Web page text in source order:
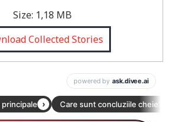
Size: 1,18 MB
Collected Stories